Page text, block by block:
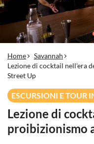
Home
Savannah
Lezione di cocktail nell'era
Street Up
ESCURSIONI E TOUR
Lezione di
proibizionismo